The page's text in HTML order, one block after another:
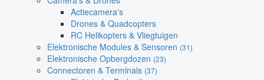
Actiecamera's
Drones & Quadcopters
RC Helikopters & Vliegtuigen
Elektronische Modules & Sensoren (31)
Elektronische Opbergdozen (23)
Connectoren & Terminals (37)